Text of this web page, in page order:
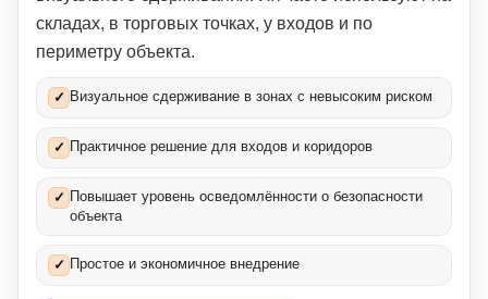
складах, в торговых точках, у входов и по
периметру объекта.
✓ Визуальное сдерживание в зонах с невысоким риском
✓ Практичное решение для входов и коридоров
✓ Повышает уровень осведомлённости о безопасности
объекта
✓ Простое и экономичное внедрение